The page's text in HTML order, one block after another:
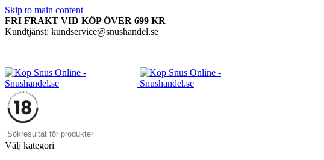
Skip to main content
FRI FRAKT VID KÖP ÖVER 699 KR
Kundtjänst: kundservice@snushandel.se
Välj kategori